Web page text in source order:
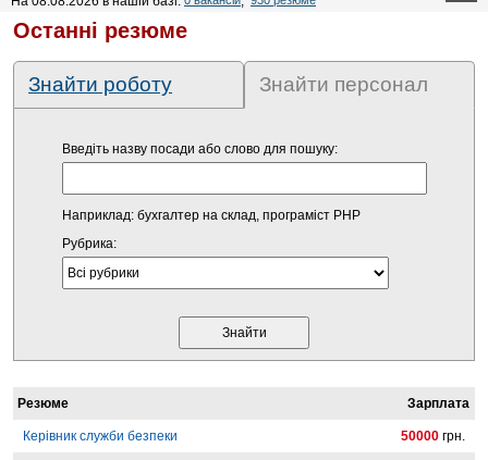
Останні резюме
Знайти роботу Знайти персонал
Введіть назву посади або слово для пошуку:
Наприклад: бухгалтер на склад, програміст PHP
Рубрика:
Резюме Зарплата
Керівник служби безпеки 50000 грн.